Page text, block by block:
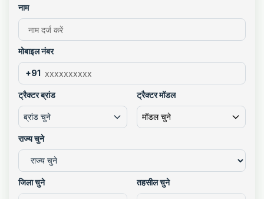
नाम
मोबाइल नंबर
+91
ट्रैक्टर ब्रांड
ब्रांड चुने
ट्रैक्टर मॉडल
मॉडल चुने
राज्य चुने
जिला चुने तहसील चुने